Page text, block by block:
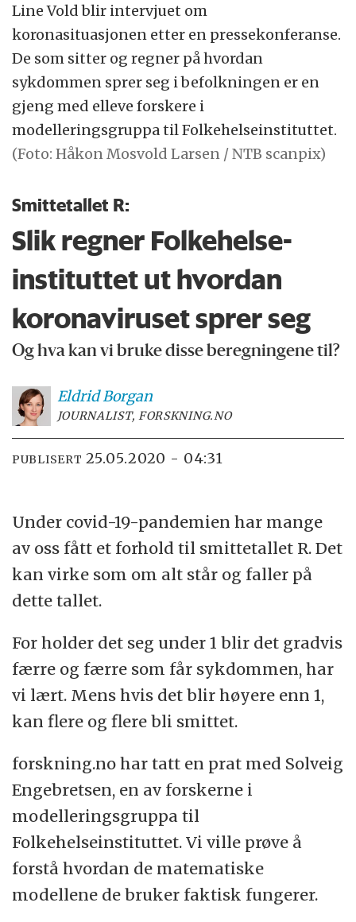
Line Vold blir intervjuet om
koronasituasjonen etter en pressekonferanse.
De som sitter og regner på hvordan
sykdommen sprer seg i befolkningen er en
gjeng med elleve forskere i
modelleringsgruppa til Folkehelseinstituttet.
(Foto: Håkon Mosvold Larsen / NTB scanpix)
Smittetallet R:
Slik regner Folkehelse­­
instituttet ut hvordan
korona­viruset sprer seg
Og hva kan vi bruke disse beregningene til?
EldridBorgan
JOURNALIST, FORSKNING.NO
PUBLISERT 25.05.2020 - 04:31
Under covid-19-pandemien har mange
av oss fått et forhold til smittetallet R. Det
kan virke som om alt står og faller på
dette tallet.
For holder det seg under 1 blir det gradvis
færre og færre som får sykdommen, har
vi lært. Mens hvis det blir høyere enn 1,
kan flere og flere bli smittet.
forskning.no har tatt en prat med Solveig
Engebretsen, en av forskerne i
modelleringsgruppa til
Folkehelseinstituttet. Vi ville prøve å
forstå hvordan de matematiske
modellene de bruker faktisk fungerer.